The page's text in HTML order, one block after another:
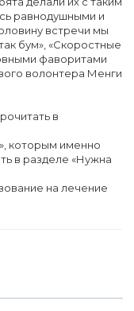
равнодушными и
встречи мы
бум», «Скоростные
фаворитами
волонтера Менги
в
которым именно
в разделе «Нужна
на лечение